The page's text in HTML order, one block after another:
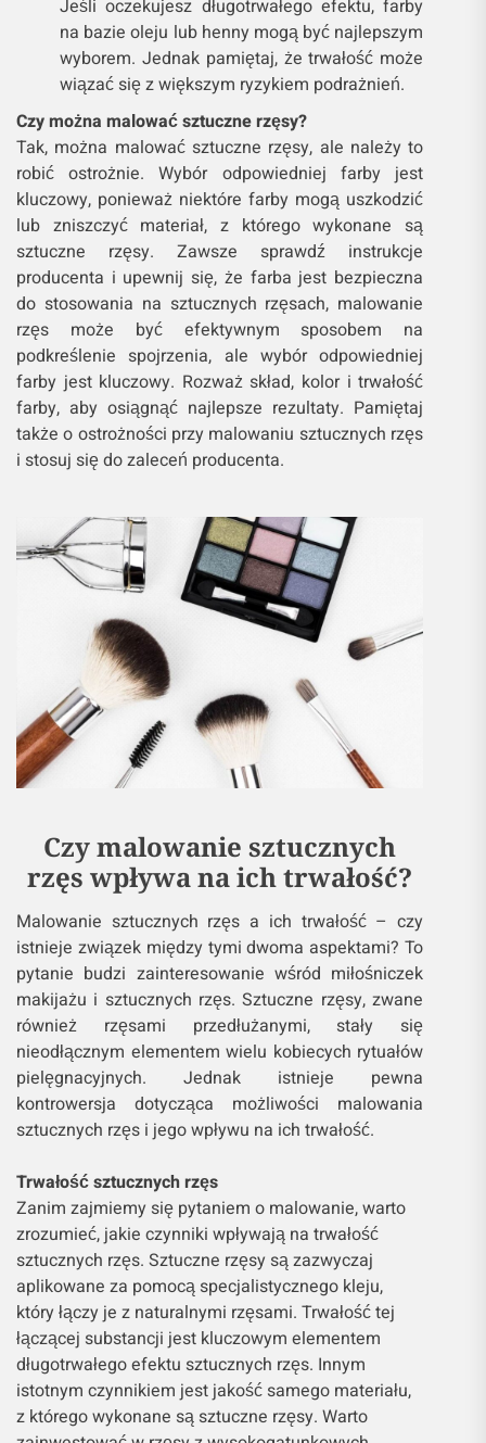
Jeśli oczekujesz długotrwałego efektu, farby
na bazie oleju lub henny mogą być najlepszym
wyborem. Jednak pamiętaj, że trwałość może
wiązać się z większym ryzykiem podrażnień.
Czy można malować sztuczne rzęsy?
Tak, można malować sztuczne rzęsy, ale należy to
robić ostrożnie. Wybór odpowiedniej farby jest
kluczowy, ponieważ niektóre farby mogą uszkodzić
lub zniszczyć materiał, z którego wykonane są
sztuczne rzęsy. Zawsze sprawdź instrukcje
producenta i upewnij się, że farba jest bezpieczna
do stosowania na sztucznych rzęsach, malowanie
rzęs może być efektywnym sposobem na
podkreślenie spojrzenia, ale wybór odpowiedniej
farby jest kluczowy. Rozważ skład, kolor i trwałość
farby, aby osiągnąć najlepsze rezultaty. Pamiętaj
także o ostrożności przy malowaniu sztucznych rzęs
i stosuj się do zaleceń producenta.
Czy malowanie sztucznych
rzęs wpływa na ich trwałość?
Malowanie sztucznych rzęs a ich trwałość – czy
istnieje związek między tymi dwoma aspektami? To
pytanie budzi zainteresowanie wśród miłośniczek
makijażu i sztucznych rzęs. Sztuczne rzęsy, zwane
również rzęsami przedłużanymi, stały się
nieodłącznym elementem wielu kobiecych rytuałów
pielęgnacyjnych. Jednak istnieje pewna
kontrowersja dotycząca możliwości malowania
sztucznych rzęs i jego wpływu na ich trwałość.
Trwałość sztucznych rzęs
Zanim zajmiemy się pytaniem o malowanie, warto
zrozumieć, jakie czynniki wpływają na trwałość
sztucznych rzęs. Sztuczne rzęsy są zazwyczaj
aplikowane za pomocą specjalistycznego kleju,
który łączy je z naturalnymi rzęsami. Trwałość tej
łączącej substancji jest kluczowym elementem
długotrwałego efektu sztucznych rzęs. Innym
istotnym czynnikiem jest jakość samego materiału,
z którego wykonane są sztuczne rzęsy. Warto